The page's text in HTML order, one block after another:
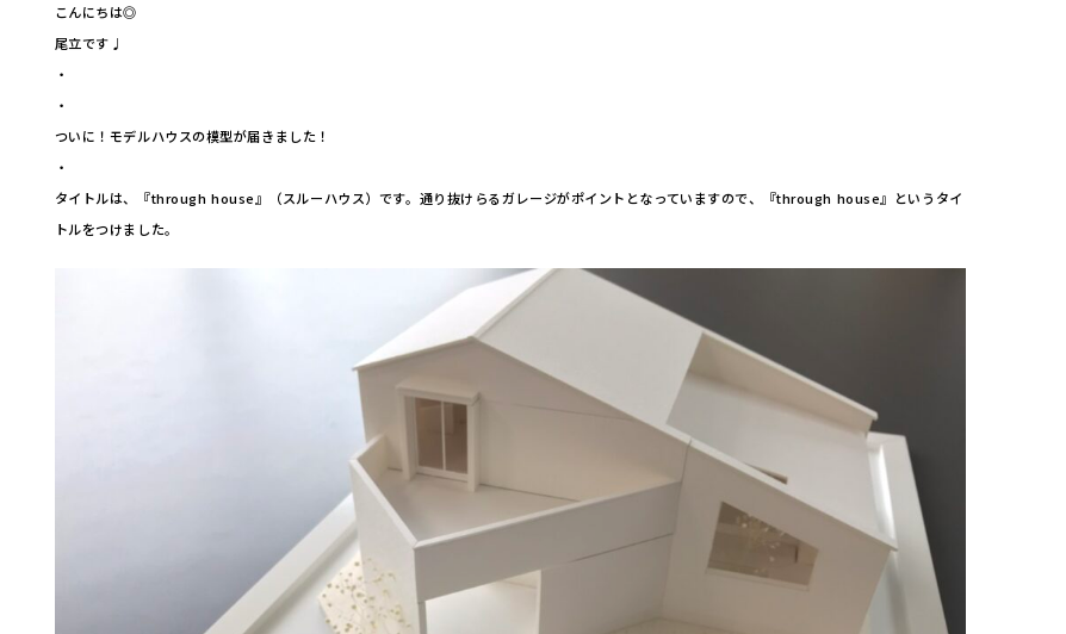
こんにちは◎
尾立です♩
・
・
ついに！モデルハウスの模型が届きました！
・
タイトルは、『through house』（スルーハウス）です。通り抜けらるガレージがポイントとなっていますので、『through house』というタイ
トルをつけました。